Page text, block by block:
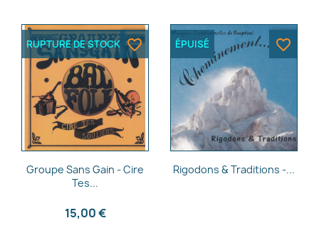
Aperçu rapide
Groupe Sans Gain - Cire
Tes...
15,00 €
RUPTURE DE STOCK favorite_border
Aperçu rapide
Rigodons & Traditions -...
ÉPUISÉ favorite_border